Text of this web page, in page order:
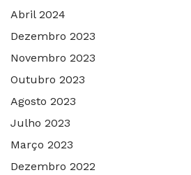
Abril 2024
Dezembro 2023
Novembro 2023
Outubro 2023
Agosto 2023
Julho 2023
Março 2023
Dezembro 2022